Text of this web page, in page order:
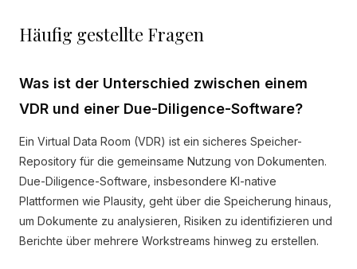
Häufig gestellte Fragen
Was ist der Unterschied zwischen einem
VDR und einer Due-Diligence-Software?
Ein Virtual Data Room (VDR) ist ein sicheres Speicher-
Repository für die gemeinsame Nutzung von Dokumenten.
Due-Diligence-Software, insbesondere KI-native
Plattformen wie Plausity, geht über die Speicherung hinaus,
um Dokumente zu analysieren, Risiken zu identifizieren und
Berichte über mehrere Workstreams hinweg zu erstellen.